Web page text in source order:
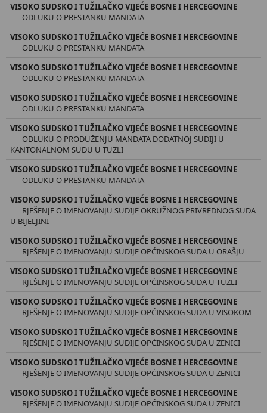
VISOKO SUDSKO I TUŽILAČKO VIJEĆE BOSNE I HERCEGOVINE
ODLUKU O PRESTANKU MANDATA
VISOKO SUDSKO I TUŽILAČKO VIJEĆE BOSNE I HERCEGOVINE
ODLUKU O PRESTANKU MANDATA
VISOKO SUDSKO I TUŽILAČKO VIJEĆE BOSNE I HERCEGOVINE
ODLUKU O PRESTANKU MANDATA
VISOKO SUDSKO I TUŽILAČKO VIJEĆE BOSNE I HERCEGOVINE
ODLUKU O PRESTANKU MANDATA
VISOKO SUDSKO I TUŽILAČKO VIJEĆE BOSNE I HERCEGOVINE
ODLUKU O PRODUŽENJU MANDATA DODATNOJ SUDIJI U
KANTONALNOM SUDU U TUZLI
VISOKO SUDSKO I TUŽILAČKO VIJEĆE BOSNE I HERCEGOVINE
ODLUKU O PRESTANKU MANDATA
VISOKO SUDSKO I TUŽILAČKO VIJEĆE BOSNE I HERCEGOVINE
RJEŠENJE O IMENOVANJU SUDIJE OKRUŽNOG PRIVREDNOG SUDA
U BIJELJINI
VISOKO SUDSKO I TUŽILAČKO VIJEĆE BOSNE I HERCEGOVINE
RJEŠENJE O IMENOVANJU SUDIJE OPĆINSKOG SUDA U ORAŠJU
VISOKO SUDSKO I TUŽILAČKO VIJEĆE BOSNE I HERCEGOVINE
RJEŠENJE O IMENOVANJU SUDIJE OPĆINSKOG SUDA U TUZLI
VISOKO SUDSKO I TUŽILAČKO VIJEĆE BOSNE I HERCEGOVINE
RJEŠENJE O IMENOVANJU SUDIJE OPĆINSKOG SUDA U VISOKOM
VISOKO SUDSKO I TUŽILAČKO VIJEĆE BOSNE I HERCEGOVINE
RJEŠENJE O IMENOVANJU SUDIJE OPĆINSKOG SUDA U ZENICI
VISOKO SUDSKO I TUŽILAČKO VIJEĆE BOSNE I HERCEGOVINE
RJEŠENJE O IMENOVANJU SUDIJE OPĆINSKOG SUDA U ZENICI
VISOKO SUDSKO I TUŽILAČKO VIJEĆE BOSNE I HERCEGOVINE
RJEŠENJE O IMENOVANJU SUDIJE OPĆINSKOG SUDA U ZENICI